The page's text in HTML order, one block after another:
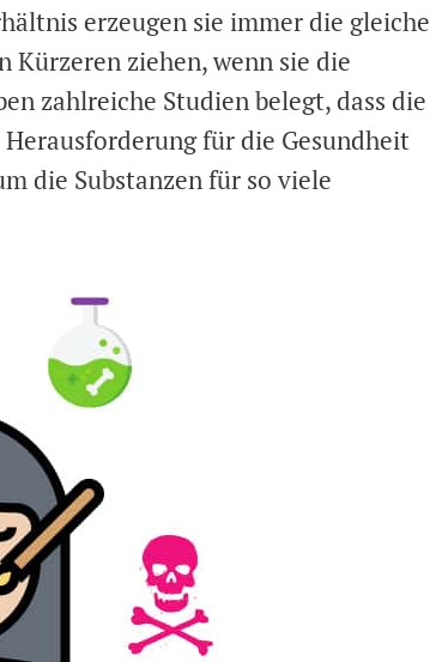
erzeugen sie immer die gleiche
ziehen, wenn sie die
zahlreiche Studien belegt, dass die
für die Gesundheit
die Substanzen für so viele